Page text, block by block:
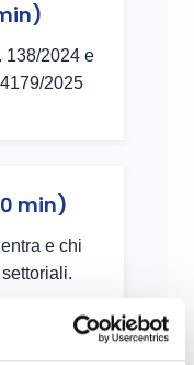
138/2024 e
2025
min)
e chi